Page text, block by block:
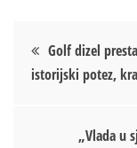
Кретање
чланка
Golf dizel
istorijski potez,
„Vlada u